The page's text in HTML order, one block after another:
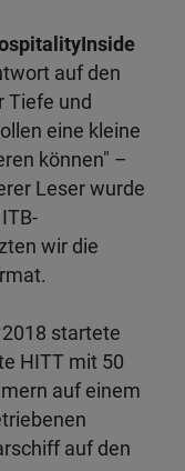
auf den
Tiefe und
eine kleine
können" –
Leser wurde
wir die
2018 startete
HITT mit 50
auf einem
auf den